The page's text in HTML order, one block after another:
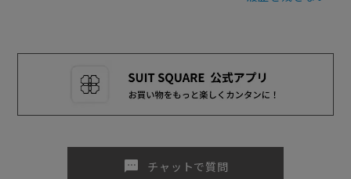
sms チャットで質問